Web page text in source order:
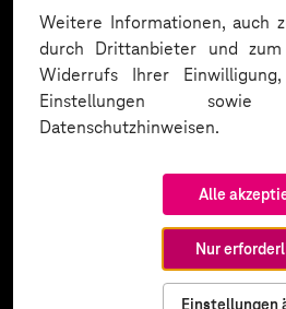
Weitere Informationen, auch
durch Drittanbieter und
Widerrufs Ihrer
Einstellungen
Datenschutzhinweisen.
Alle
Nur
Einstellungen